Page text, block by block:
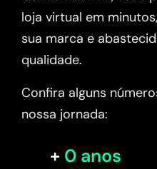
loja virtual em
sua marca e
qualidade.
Confira alguns
nossa jornada:
0 anos